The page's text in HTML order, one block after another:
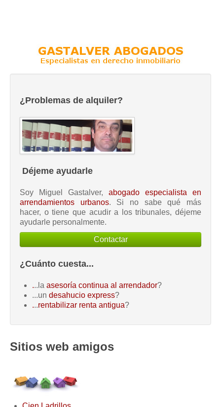
¿Problemas de alquiler?
Déjeme ayudarle
Soy Miguel Gastalver, abogado especialista en
arrendamientos urbanos. Si no sabe qué más
hacer, o tiene que acudir a los tribunales, déjeme
ayudarle personalmente.
Contactar
¿Cuánto cuesta...
...la asesoría continua al arrendador?
...un desahucio express?
...rentabilizar renta antigua?
Sitios web amigos